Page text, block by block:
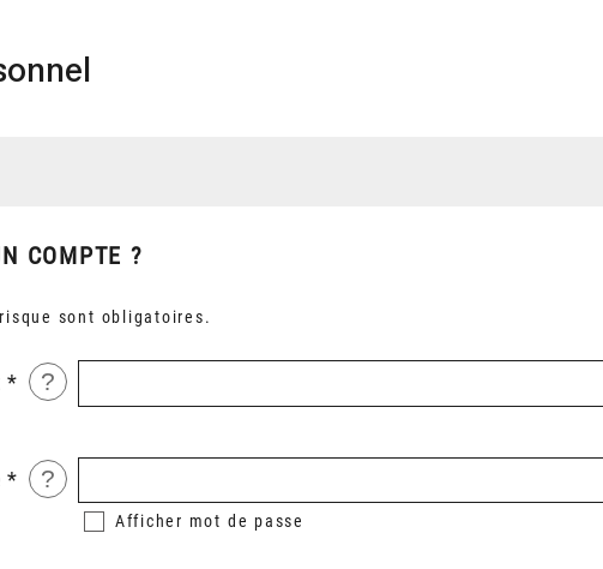
COMPTE ?
sont obligatoires.
?
?
Afficher mot de passe